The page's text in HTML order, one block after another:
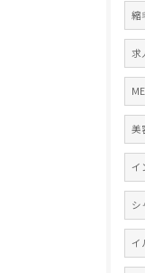
縮
求
美
イ
シ
イ